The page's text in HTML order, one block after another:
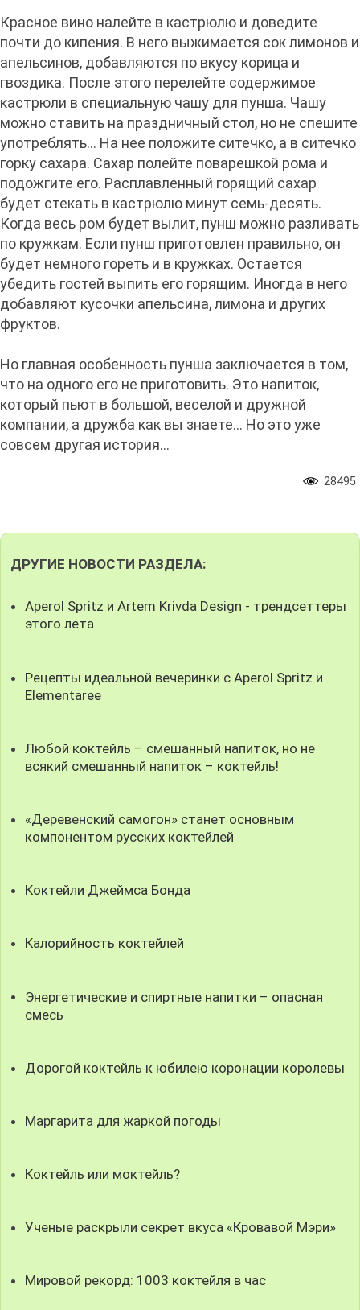
Красное вино налейте в кастрюлю и доведите
почти до кипения. В него выжимается сок лимонов и
апельсинов, добавляются по вкусу корица и
гвоздика. После этого перелейте содержимое
кастрюли в специальную чашу для пунша. Чашу
можно ставить на праздничный стол, но не спешите
употреблять… На нее положите ситечко, а в ситечко
горку сахара. Сахар полейте поварешкой рома и
подожгите его. Расплавленный горящий сахар
будет стекать в кастрюлю минут семь-десять.
Когда весь ром будет вылит, пунш можно разливать
по кружкам. Если пунш приготовлен правильно, он
будет немного гореть и в кружках. Остается
убедить гостей выпить его горящим. Иногда в него
добавляют кусочки апельсина, лимона и других
фруктов.
Но главная особенность пунша заключается в том,
что на одного его не приготовить. Это напиток,
который пьют в большой, веселой и дружной
компании, а дружба как вы знаете… Но это уже
совсем другая история…
28495
ДРУГИЕ НОВОСТИ РАЗДЕЛА:
Aperol Spritz и Artem Krivda Design - трендсеттеры
этого лета
Рецепты идеальной вечеринки с Aperol Spritz и
Elementaree
Любой коктейль – смешанный напиток, но не
всякий смешанный напиток – коктейль!
«Деревенский самогон» станет основным
компонентом русских коктейлей
Коктейли Джеймса Бонда
Калорийность коктейлей
Энергетические и спиртные напитки – опасная
смесь
Дорогой коктейль к юбилею коронации королевы
Маргарита для жаркой погоды
Коктейль или моктейль?
Ученые раскрыли секрет вкуса «Кровавой Мэри»
Мировой рекорд: 1003 коктейля в час